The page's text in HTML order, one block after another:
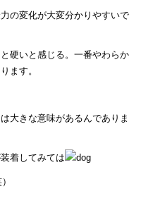
の変化が大変分かりやすいで
硬いと感じる。一番やわらか
ます。
大きな意味があるんでありま
着してみては